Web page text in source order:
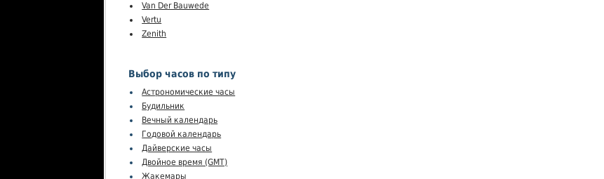
Van Der Bauwede
Vertu
Zenith
Выбор часов по типу
Астрономические часы
Будильник
Вечный календарь
Годовой календарь
Дайверские часы
Двойное время (GMT)
Жакемары